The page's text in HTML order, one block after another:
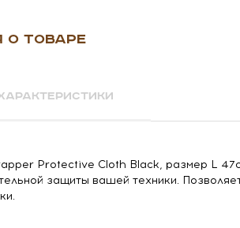
О ТОВАРЕ
Protective Cloth Black, размер L
защиты вашей техники.